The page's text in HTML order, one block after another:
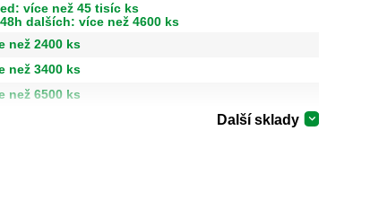
více než 45 tisíc ks
dalších: více než 4600 ks
než 2400 ks
než 3400 ks
než 6500 ks
Další sklady